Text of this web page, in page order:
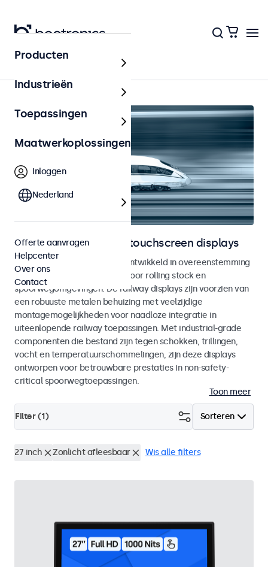
Railway
Railway monitoren en touchscreen displays
Monitoren en touchscreens ontwikkeld in overeenstemming
met EN 50155 en EN 45545-2 voor rolling stock en
spoorwegomgevingen. De railway displays zijn voorzien van
een robuuste metalen behuizing met veelzijdige
montagemogelijkheden voor naadloze integratie in
uiteenlopende railway toepassingen. Met industrial-grade
componenten die bestand zijn tegen schokken, trillingen,
vocht en temperatuurschommelingen, zijn deze displays
ontworpen voor betrouwbare prestaties in non-safety-
critical spoorwegtoepassingen.
Toon meer
Sorteren
Filter (1)
27 inch Zonlicht afleesbaar Wis alle filters
Producten
Industrieën
Toepassingen
Maatwerkoplossingen
Inloggen
Nederland
Offerte aanvragen
Helpcenter
Over ons
Contact